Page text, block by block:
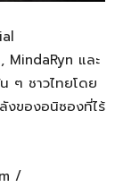
และ
ๆ ชาวไทยโดย
งของอนิซองที่ไร้
/